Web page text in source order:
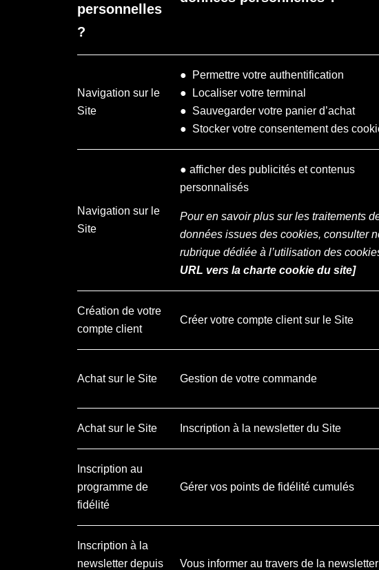
personnelles
?
Navigation sur le
Site
● Permettre votre authentification
● Localiser votre terminal
● Sauvegarder votre panier d’achat
● Stocker votre consentement des
Navigation sur le
Site
● afficher des publicités et contenus
personnalisés
Pour en savoir plus sur les traitements
données issues des cookies, consulter
rubrique dédiée à l’utilisation des
URL vers la charte cookie du site]
Création de votre
compte client
Créer votre compte client sur le Site
Achat sur le Site Gestion de votre commande
Achat sur le Site Inscription à la newsletter du Site
Inscription au
programme de
fidélité
Gérer vos points de fidélité cumulés
Inscription à la
newsletter depuis
Vous informer au travers de la